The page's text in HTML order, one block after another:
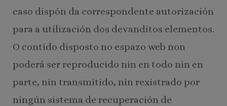
caso dispón da correspondente autorización
para a utilización dos devanditos elementos.
O contido disposto no espazo web non
poderá ser reproducido nin en todo nin en
parte, nin transmitido, nin rexistrado por
ningún sistema de recuperación de